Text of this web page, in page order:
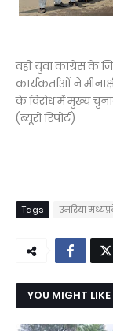
वहीं युवा कांग्रेस के
कार्यकर्ताओं ने
के विरोध में मुख्य
(ब्यूरो रिपोर्ट)
Tags उमरिया
YOU MIGHT LIKE